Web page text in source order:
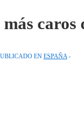
caros
EN ESPAÑA